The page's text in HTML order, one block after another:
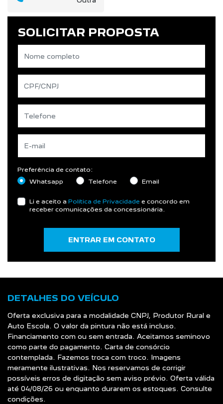
SOLICITAR PROPOSTA
Preferência de contato:
Whatsapp
Telefone Email
Li e aceito a Política de Privacidade e concordo em
receber comunicações da concessionária.
ENTRAR EM CONTATO
DETALHES DO VEÍCULO
Oferta exclusiva para a modalidade CNPJ, Produtor Rural e
Auto Escola. O valor da pintura não está incluso.
Financiamento com ou sem entrada. Aceitamos seminovo
como parte do pagamento. Carta de consórcio
contemplada. Fazemos troca com troco. Imagens
meramente ilustrativas. Nos reservamos de corrigir
possíveis erros de digitação sem aviso prévio. Oferta válida
até 04/08/26 ou enquanto durarem os estoques. Consulte
condições.